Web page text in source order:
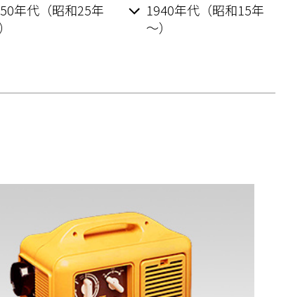
年代（昭和25年
1940年代（昭和15年
～）